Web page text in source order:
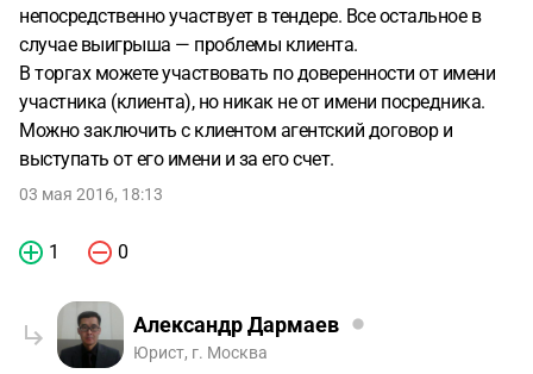
непосредственно участвует в тендере. Все остальное в
случае выигрыша — проблемы клиента.
В торгах можете участвовать по доверенности от имени
участника (клиента), но никак не от имени посредника.
Можно заключить с клиентом агентский договор и
выступать от его имени и за его счет.
03 мая 2016, 18:13
1 0
Александр Дармаев
Юрист, г. Москва